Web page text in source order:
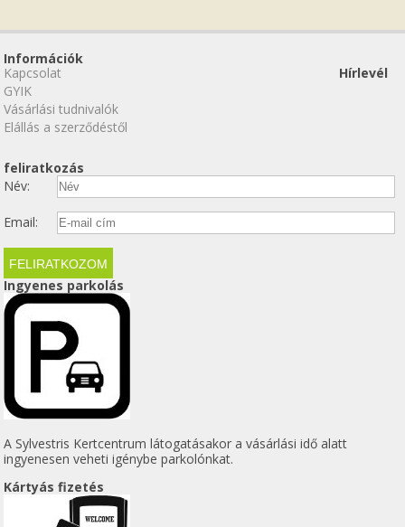
Információk
Kapcsolat
GYIK
Vásárlási tudnivalók
Elállás a szerződéstől
Hírlevél
feliratkozás
Név:
Email:
Ingyenes parkolás
A Sylvestris Kertcentrum látogatásakor a vásárlási idő alatt
ingyenesen veheti igénybe parkolónkat.
Kártyás fizetés